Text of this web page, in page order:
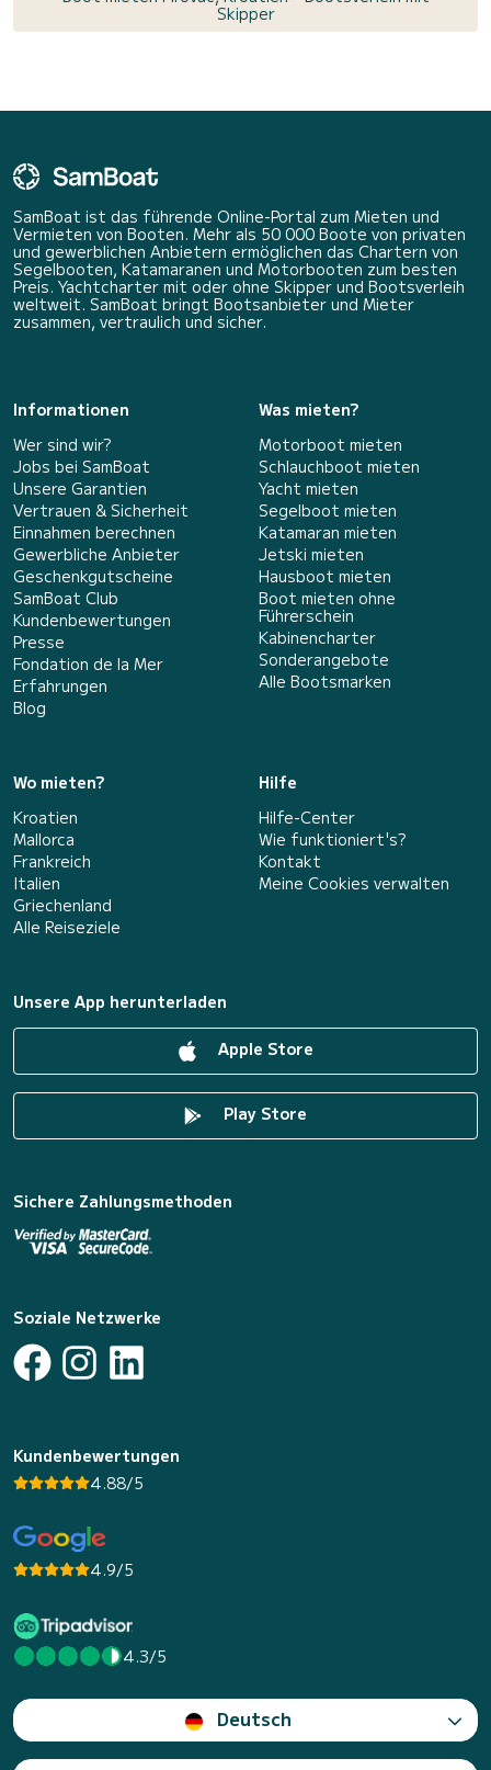
Skipper
SamBoat ist das führende Online-Portal zum Mieten und
Vermieten von Booten. Mehr als 50 000 Boote von privaten
und gewerblichen Anbietern ermöglichen das Chartern von
Segelbooten, Katamaranen und Motorbooten zum besten
Preis. Yachtcharter mit oder ohne Skipper und Bootsverleih
weltweit. SamBoat bringt Bootsanbieter und Mieter
zusammen, vertraulich und sicher.
Informationen
Wer sind wir?
Jobs bei SamBoat
Unsere Garantien
Vertrauen & Sicherheit
Einnahmen berechnen
Gewerbliche Anbieter
Geschenkgutscheine
SamBoat Club
Kundenbewertungen
Presse
Fondation de la Mer
Erfahrungen
Blog
Was mieten?
Motorboot mieten
Schlauchboot mieten
Yacht mieten
Segelboot mieten
Katamaran mieten
Jetski mieten
Hausboot mieten
Boot mieten ohne
Führerschein
Kabinencharter
Sonderangebote
Alle Bootsmarken
Wo mieten?
Kroatien
Mallorca
Frankreich
Italien
Griechenland
Alle Reiseziele
Hilfe
Hilfe-Center
Wie funktioniert's?
Kontakt
Meine Cookies verwalten
Unsere App herunterladen
Apple Store
Play Store
Sichere Zahlungsmethoden
Soziale Netzwerke
Kundenbewertungen
4.88/5
4.9/5
4.3/5
Deutsch